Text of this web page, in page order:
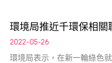
環境局推近千環保相關
2022-05-26
環境局表示，在新一輪綠色